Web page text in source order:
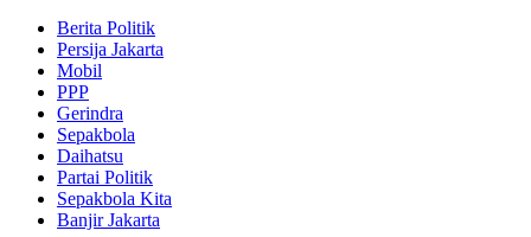
Berita Politik
Persija Jakarta
Mobil
PPP
Gerindra
Sepakbola
Daihatsu
Partai Politik
Sepakbola Kita
Banjir Jakarta